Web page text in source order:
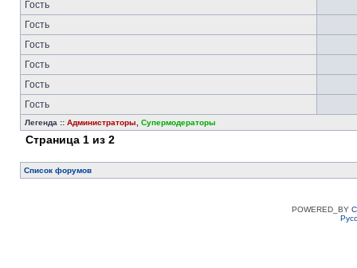
Гость
Гость
Гость
Гость
Гость
Гость
Легенда :: Администраторы Супермодераторы
Страница 1 из 2
Список форумов
POWERED_BY